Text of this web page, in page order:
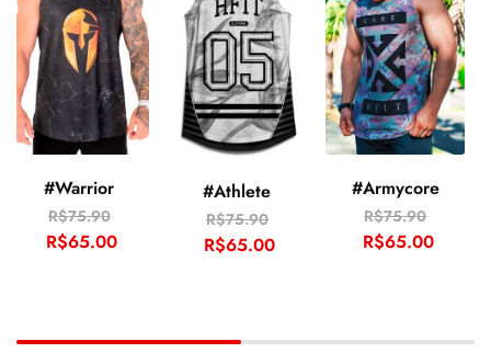
#Warrior
R$75.90
R$65.00
#Athlete
R$75.90
R$65.00
#Armycore
R$75.90
R$65.00